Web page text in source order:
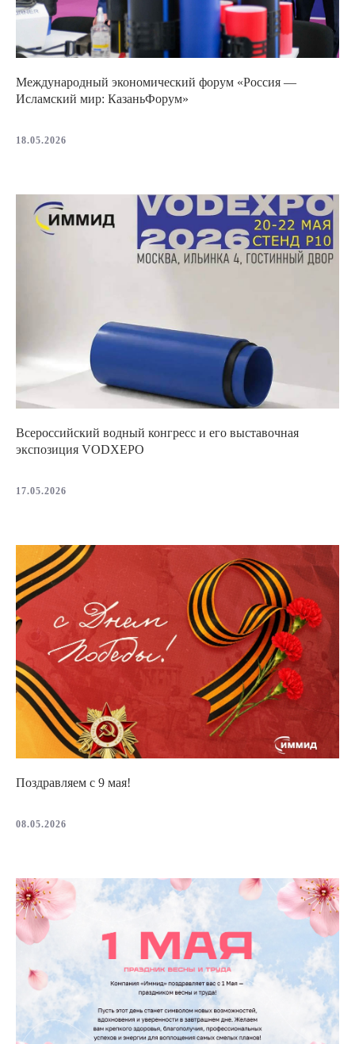
Международный экономический форум «Россия —
Исламский мир: КазаньФорум»
18.05.2026
Всероссийский водный конгресс и его выставочная
экспозиция VODXEPO
17.05.2026
Поздравляем с 9 мая!
08.05.2026